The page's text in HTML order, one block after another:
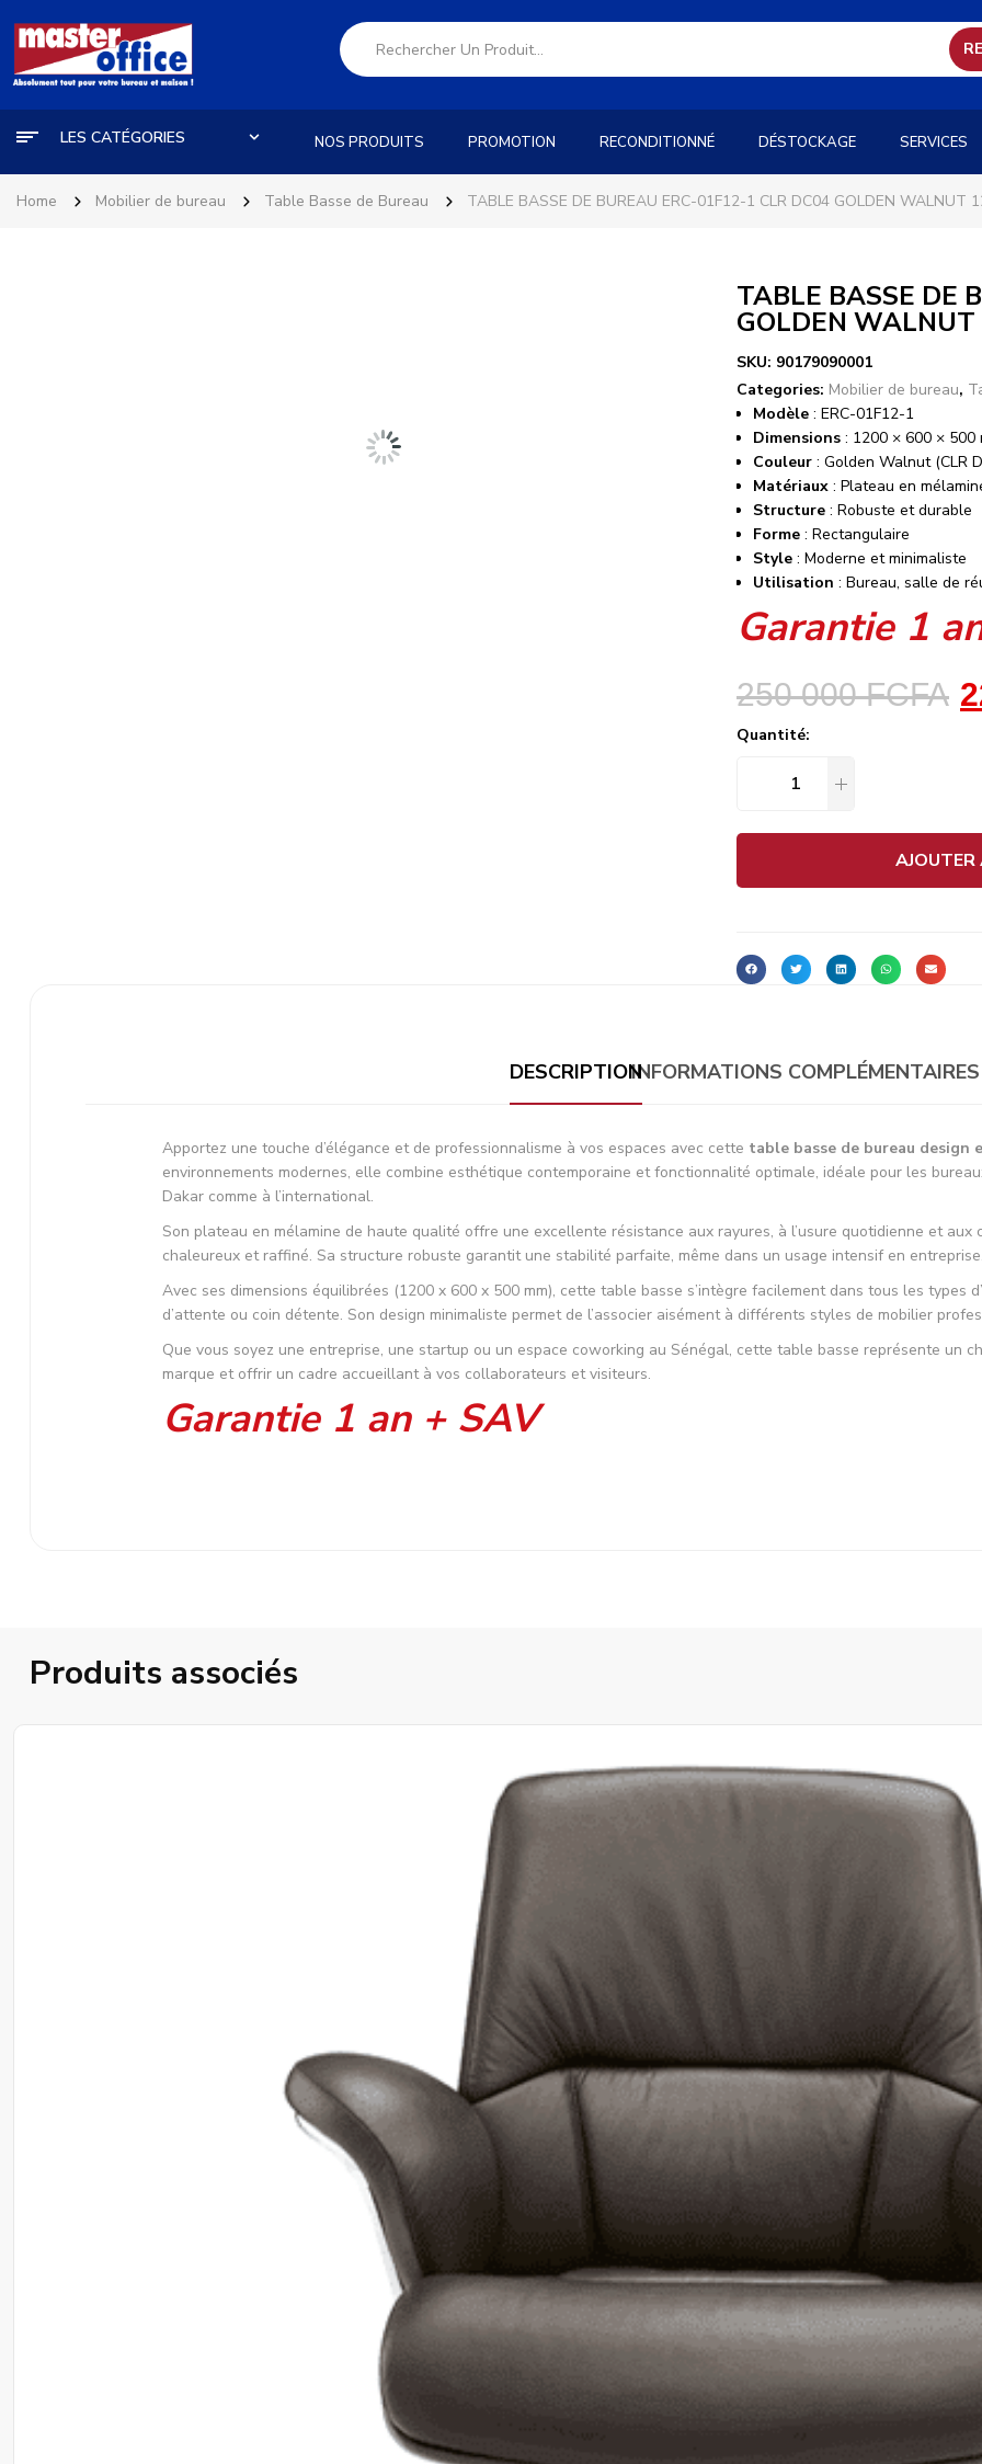
LES CATÉGORIES NOS PRODUITS PROMOTION RECONDITIONNÉ DÉSTOCKAGE SERVICES
Home Mobilier de bureau Table Basse de Bureau TABLE BASSE DE BUREAU ERC-01F12-1 CLR DC04 GOLDEN WALNUT
TABLE BASSE DE
GOLDEN
SKU: 90179090001
Categories: Mobilier de bureau,
Modèle : ERC-01F12-1
Dimensions : 1200 × 600 × 500
Couleur : Golden Walnut (CLR
Matériaux : Plateau en
Structure : Robuste et durable
Forme : Rectangulaire
Style : Moderne et minimaliste
Utilisation : Bureau, salle de
Garantie 1
250 000FCFA
Quantité:
AJOUTER
DESCRIPTIONINFORMATIONS COMPLÉMENTAIRES
Apportez une touche d’élégance et de professionnalisme à vos espaces avec cette table basse de bureau
environnements modernes, elle combine esthétique contemporaine et fonctionnalité optimale, idéale pour les
Dakar comme à l’international.
Son plateau en mélamine de haute qualité offre une excellente résistance aux rayures, à l’usure quotidienne et
chaleureux et raffiné. Sa structure robuste garantit une stabilité parfaite, même dans un usage intensif en
Avec ses dimensions équilibrées (1200 x 600 x 500 mm), cette table basse s’intègre facilement dans tous les types
d’attente ou coin détente. Son design minimaliste permet de l’associer aisément à différents styles de mobilier
Que vous soyez une entreprise, une startup ou un espace coworking au Sénégal, cette table basse représente un
marque et offrir un cadre accueillant à vos collaborateurs et visiteurs.
Garantie 1 an + SAV
Produits associés